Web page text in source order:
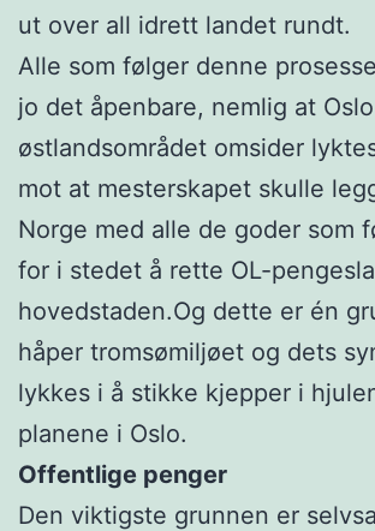
ut over all idrett landet rundt.
Alle som følger denne
jo det åpenbare, nemlig at
østlandsområdet omsider
mot at mesterskapet skulle
Norge med alle de goder som
for i stedet å rette OL-
hovedstaden.Og dette er én
håper tromsømiljøet og dets
lykkes i å stikke kjepper i
planene i Oslo.
Offentlige penger
Den viktigste grunnen er